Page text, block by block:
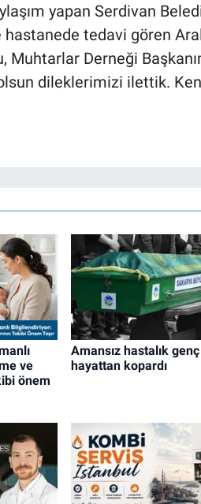
yapan Serdivan
hastanede tedavi gören
Muhtarlar Derneği
dileklerimizi ilettik.
ve
önem
Amansız hastalık
hayattan kopardı